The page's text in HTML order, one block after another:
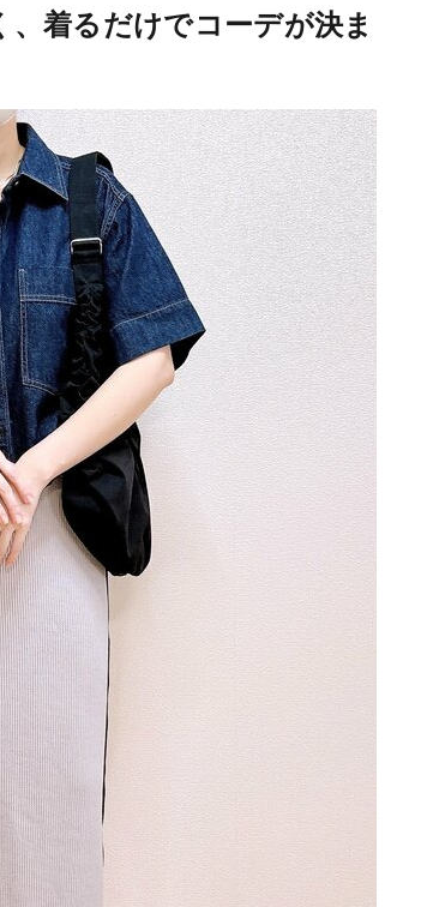
着るだけでコーデが決ま